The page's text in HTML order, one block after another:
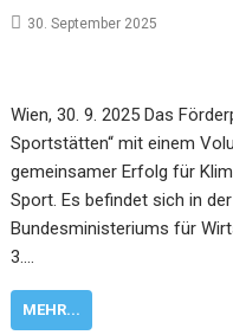
30. September 2025
Wien, 30. 9. 2025 Das
Sportstätten“ mit einem
gemeinsamer Erfolg für
Sport. Es befindet sich in
Bundesministeriums für
3.…
MEHR...